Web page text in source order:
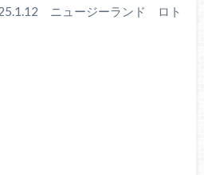
ニュージーランド ロト